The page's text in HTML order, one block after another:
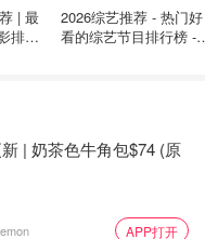
，导致了2021年10月
Alliance Properties工
对劲。
| 最
排行
2026综艺推荐 - 热门好
看的综艺节目排行榜 -
| 奶茶色牛角包$74 (原
APP打开